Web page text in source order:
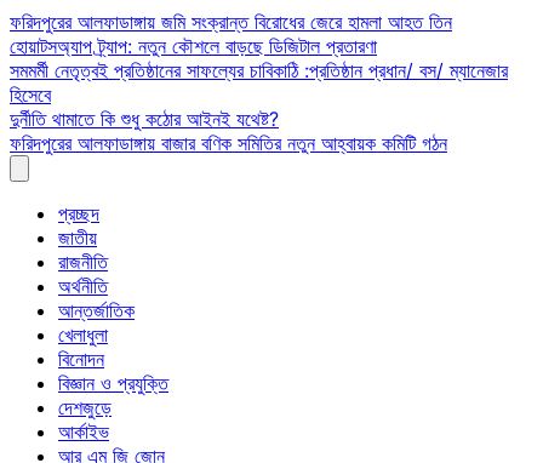
Skip
to
content
ফরিদপুরের আলফাডাঙ্গায় জমি সংক্রান্ত বিরোধের জেরে হামলা আহত তিন
হোয়াটসঅ্যাপ ট্র্যাপ: নতুন কৌশলে বাড়ছে ডিজিটাল প্রতারণা
সমমর্মী নেতৃত্বই প্রতিষ্ঠানের সাফল্যের চাবিকাঠি :প্রতিষ্ঠান প্রধান/ বস/ ম্যানেজার
হিসেবে
দুর্নীতি থামাতে কি শুধু কঠোর আইনই যথেষ্ট?
ফরিদপুরের আলফাডাঙ্গায় বাজার বণিক সমিতির নতুন আহ্বায়ক কমিটি গঠন
প্রচ্ছদ
জাতীয়
রাজনীতি
অর্থনীতি
আন্তর্জাতিক
খেলাধুলা
বিনোদন
বিজ্ঞান ও প্রযুক্তি
দেশজুড়ে
আর্কাইভ
আর এম জি জোন